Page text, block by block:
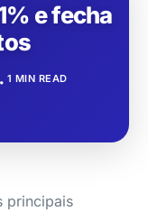
e fecha
1 MIN READ
principais